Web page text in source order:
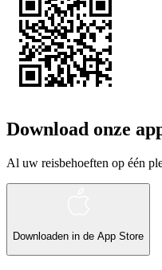
Download onze
Al uw reisbehoeften op één
Downloaden in de App Store